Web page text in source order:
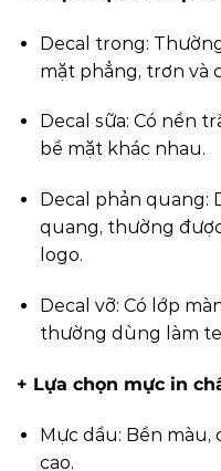
Decal trong:
mặt phẳng, trơn và
Decal sữa: Có nền
bề mặt khác nhau.
Decal phản quang:
quang, thường
logo.
Decal vỡ: Có lớp
thường dùng làm
+ Lựa chọn mực in
Mực dầu: Bền màu,
cao.